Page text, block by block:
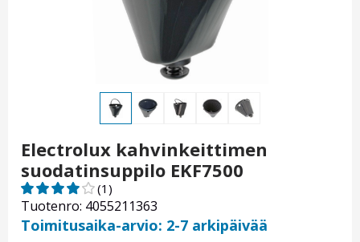
Electrolux kahvinkeittimen
suodatinsuppilo EKF7500
Tuotenro: 4055211363
(1)
Toimitusaika-arvio: 2-7 arkipäivää